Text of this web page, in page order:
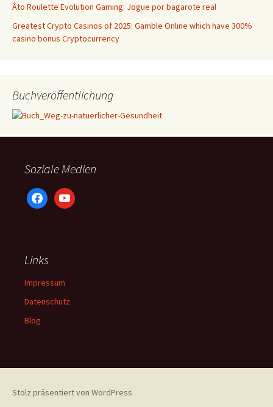
Âto Roulette Evolution Gaming: Jogue por bagarote real
Greatest Crypto Casinos of 2025: Gamble Online which have 300%
casino bonus Cryptocurrency
Buchveröffentlichung
Soziale Medien
facebookyoutube
Links
Impressum
Datenschutz
Blog
Stolz präsentiert von WordPress